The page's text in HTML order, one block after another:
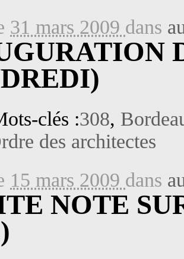
31 mars 2009 dans
clés :308,
des architectes
15 mars 2009 dans
NOTE